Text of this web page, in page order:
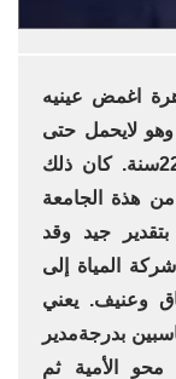
اغمض عينيه
لايحمل حتى
محو الأمية ومتزوج ولديه ابنه. وعمره 22سنة. كان ذلك
من هذة الجامعة
بتقدير جيد وقد
المياة إلى
وعنيف. يعني
بدرجةمدير
الأمية ثم